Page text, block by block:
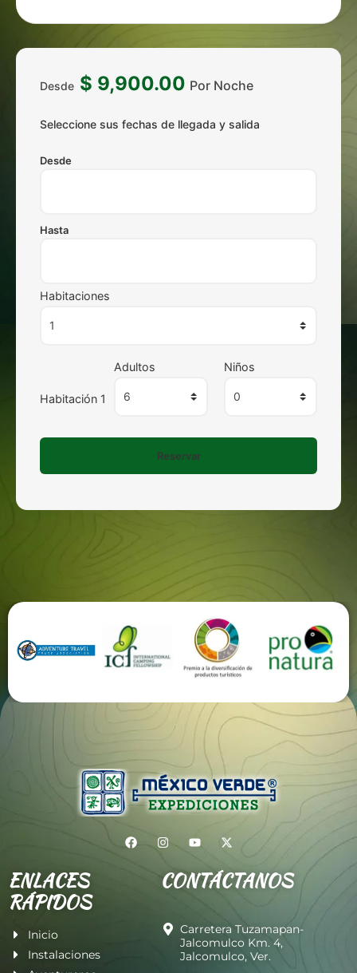
Desde $ 9,900.00 Por Noche
Seleccione sus fechas de llegada y salida
Desde
Hasta
Habitaciones
Habitación 1
Adultos Niños
ENLACES
RÁPIDOS
Inicio
Instalaciones
CONTÁCTANOS
Carretera Tuzamapan-
Jalcomulco Km. 4,
Jalcomulco, Ver.